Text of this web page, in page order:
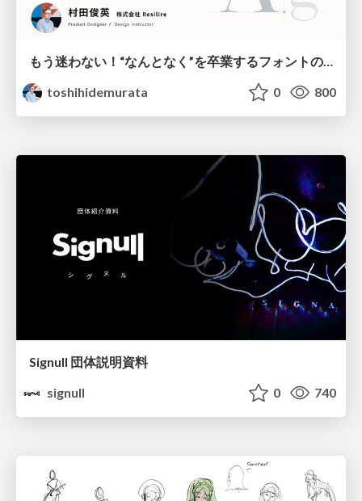
もう迷わない！“なんとなく”を卒業するフォントの選び方【村田俊英】
toshihidemurata
0 800
Signull 団体説明資料
signull
0 740